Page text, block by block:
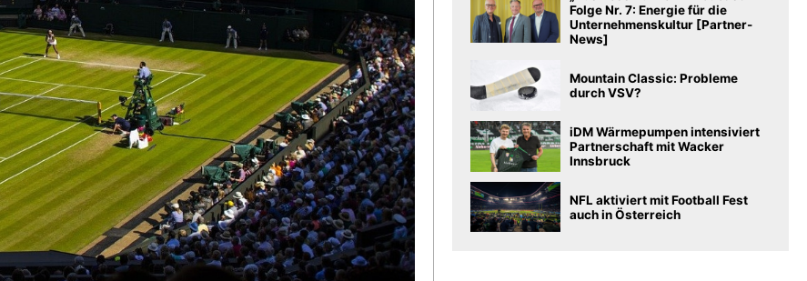
Folge Nr. 7: Energie für die
Unternehmenskultur [Partner-
News]
Mountain Classic: Probleme
durch VSV?
iDM Wärmepumpen intensiviert
Partnerschaft mit Wacker
Innsbruck
NFL aktiviert mit Football Fest
auch in Österreich